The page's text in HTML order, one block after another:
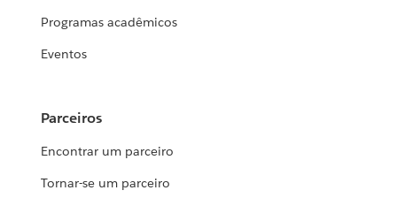
Programas acadêmicos
Eventos
Parceiros
Encontrar um parceiro
Tornar-se um parceiro